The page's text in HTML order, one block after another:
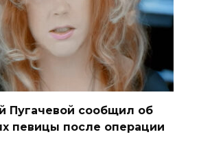
Пугачевой сообщил об
певицы после операции